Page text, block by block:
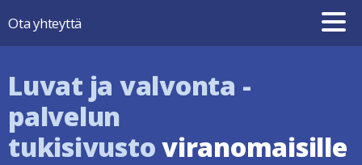
Ota yhteyttä
Luvat ja valvonta -
palvelun
tukisivustoviranomaisille